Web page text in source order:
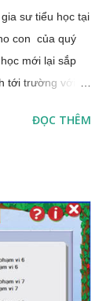
sư tiểu học tại
con của quý
mới lại sắp
tới trường với
thấm sâu. Chính
sắc được việc
huynh cần bố
rơi kiến thức và
GIA SƯ
ĐỌC THÊM